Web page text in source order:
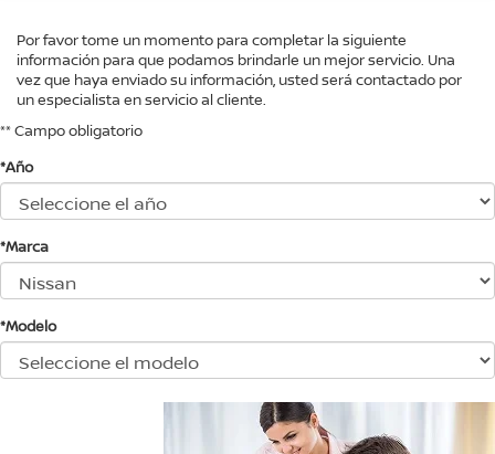
Por favor tome un momento para completar la siguiente
información para que podamos brindarle un mejor servicio. Una
vez que haya enviado su información, usted será contactado por
un especialista en servicio al cliente.
** Campo obligatorio
*Año
*Marca
*Modelo